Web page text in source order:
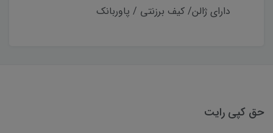
دارای ژالن/ کیف برزنتی / پاوربانک
حق کپی رایت